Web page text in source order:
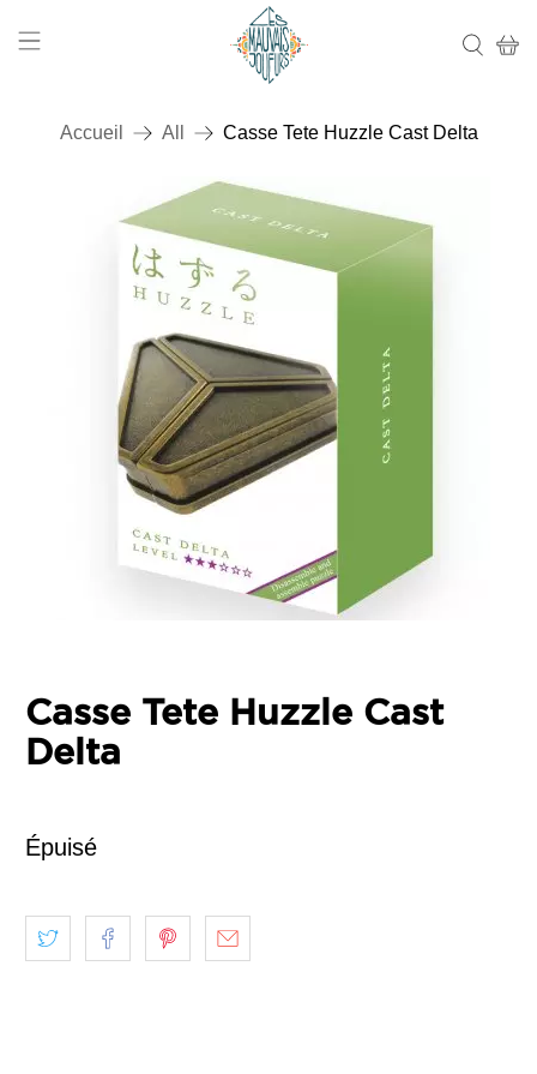
Accueil All Casse Tete Huzzle Cast Delta
Casse Tete Huzzle Cast
Delta
Épuisé